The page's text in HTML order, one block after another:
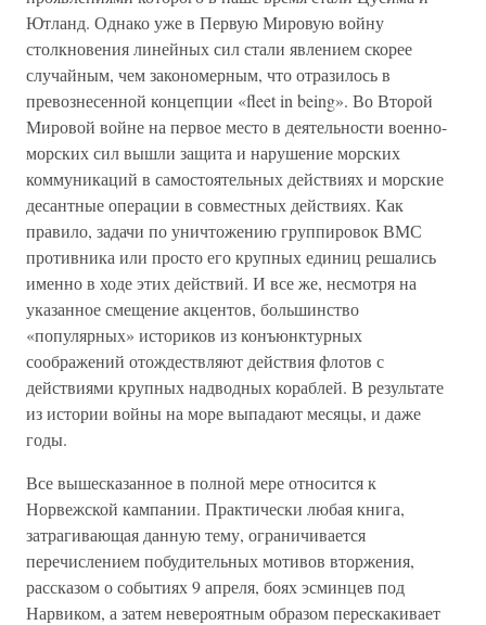
Ютланд. Однако уже в Первую Мировую войну
столкновения линейных сил стали явлением скорее
случайным, чем закономерным, что отразилось в
превознесенной концепции «fleet in being». Во Второй
Мировой войне на первое место в деятельности военно-
морских сил вышли защита и нарушение морских
коммуникаций в самостоятельных действиях и морские
десантные операции в совместных действиях. Как
правило, задачи по уничтожению группировок ВМС
противника или просто его крупных единиц решались
именно в ходе этих действий. И все же, несмотря на
указанное смещение акцентов, большинство
«популярных» историков из конъюнктурных
соображений отождествляют действия флотов с
действиями крупных надводных кораблей. В результате
из истории войны на море выпадают месяцы, и даже
годы.
Все вышесказанное в полной мере относится к
Норвежской кампании. Практически любая книга,
затрагивающая данную тему, ограничивается
перечислением побудительных мотивов вторжения,
рассказом о событиях 9 апреля, боях эсминцев под
Нарвиком, а затем невероятным образом перескакивает